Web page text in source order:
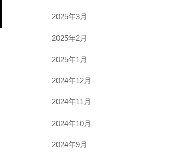
2025年3月
2025年2月
2025年1月
2024年12月
2024年11月
2024年10月
2024年9月